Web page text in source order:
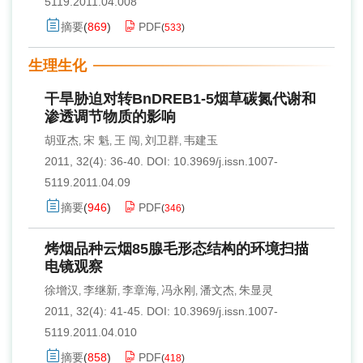
摘要(869) PDF(533)
生理生化
干旱胁迫对转BnDREB1-5烟草碳氮代谢和
渗透调节物质的影响
胡亚杰, 宋 魁, 王 闯, 刘卫群, 韦建玉
2011, 32(4): 36-40. DOI: 10.3969/j.issn.1007-
5119.2011.04.09
摘要(946) PDF(346)
烤烟品种云烟85腺毛形态结构的环境扫描
电镜观察
徐增汉 , 李继新, 李章海, 冯永刚 , 潘文杰, 朱显灵
2011, 32(4): 41-45.
DOI: 10.3969/j.issn.1007-
5119.2011.04.010
摘要(858) PDF(418)